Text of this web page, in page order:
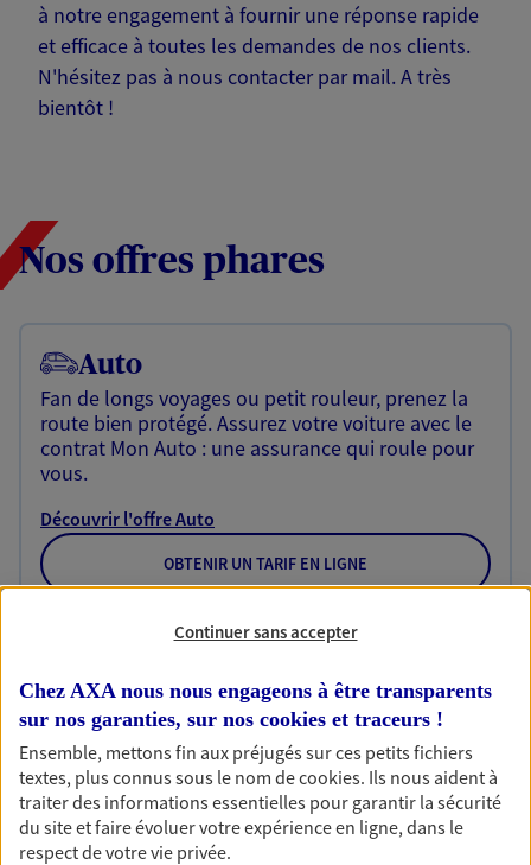
à notre engagement à fournir une réponse rapide
et efficace à toutes les demandes de nos clients.
N'hésitez pas à nous contacter par mail. A très
bientôt !
Nos offres phares
Auto
Fan de longs voyages ou petit rouleur, prenez la
route bien protégé. Assurez votre voiture avec le
contrat Mon Auto : une assurance qui roule pour
vous.
Découvrir l'offre Auto
OBTENIR UN TARIF EN LIGNE
Votre logement est unique, comme vous. Le
contrat Ma Maison assure votre sérénité en
protégeant ce qui vous tient à coeur.
Découvrir l'offre Habitation
OBTENIR UN TARIF EN LIGNE
Continuer sans accepter
Chez AXA nous nous engageons à être transparents
sur nos garanties, sur nos cookies et traceurs !
Ensemble, mettons fin aux préjugés sur ces petits fichiers
textes, plus connus sous le nom decookies. Ils nous aident à
traiter des informations essentielles pour garantir la sécurité
du site et faire évoluer votre expérience en ligne, dans le
respect de votre vie privée.